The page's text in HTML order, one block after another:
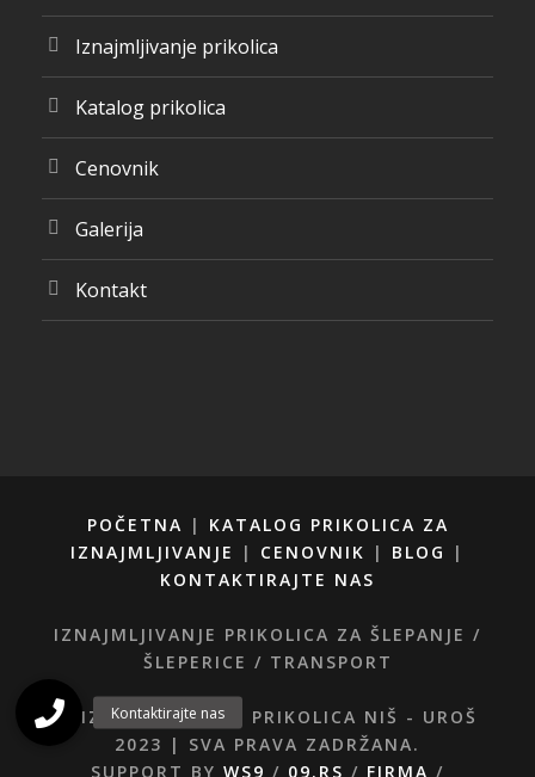
Iznajmljivanje prikolica
Katalog prikolica
Cenovnik
Galerija
Kontakt
POČETNA | KATALOG PRIKOLICA ZA
IZNAJMLJIVANJE
| CENOVNIK | BLOG
|
KONTAKTIRAJTE NAS
IZNAJMLJIVANJE PRIKOLICA ZA ŠLEPANJE /
ŠLEPERICE / TRANSPORT
© IZNAJMLJIVANJE PRIKOLICA NIŠ - UROŠ
2023 | SVA PRAVA ZADRŽANA.
SUPPORT BY WS9 / 09.RS / FIRMA /